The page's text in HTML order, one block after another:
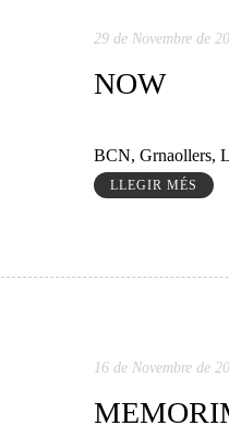
29 de Novembre de
NOW
BCN, Grnaollers,
LLEGIR MÉS
16 de Novembre de